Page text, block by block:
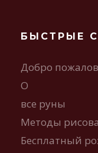
БЫСТРЫЕ
Добро
О
все руны
Методы
Бесплатный